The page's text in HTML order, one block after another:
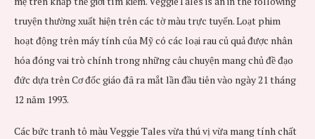
truyện thường xuất hiện trên các tờ màu trực tuyến.Loạt phim
hoạt động trên máy tính của Mỹ có các loại rau củ quả được nhân
hóa đóng vai trò chính trong những câu chuyện mang chủ đề đạo
đức dựa trên Cơ đốc giáo đã ra mắt lần đầu tiên vào ngày 21 tháng
12 năm 1993.
Các bức tranh tô màu Veggie Tales vừa thú vị vừa mang tính chất